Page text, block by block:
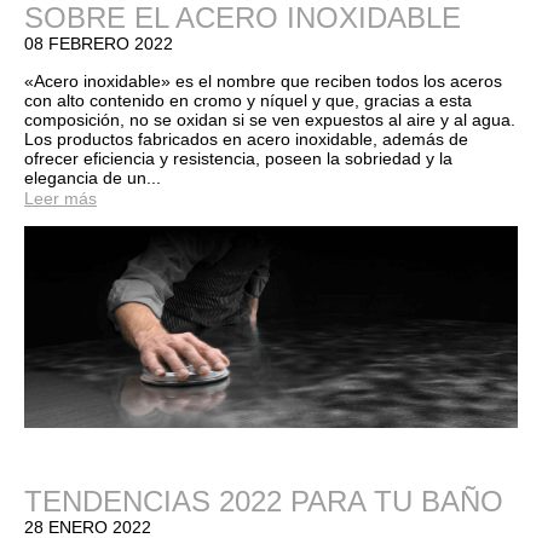
SOBRE EL ACERO INOXIDABLE
08 FEBRERO 2022
«Acero inoxidable» es el nombre que reciben todos los aceros
con alto contenido en cromo y níquel y que, gracias a esta
composición, no se oxidan si se ven expuestos al aire y al agua.
Los productos fabricados en acero inoxidable, además de
ofrecer eficiencia y resistencia, poseen la sobriedad y la
elegancia de un...
Leer más
TENDENCIAS 2022 PARA TU BAÑO
28 ENERO 2022